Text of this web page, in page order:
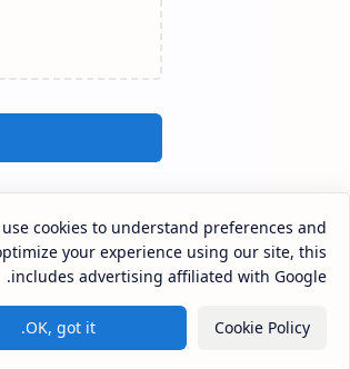
اسـلامـی
اسلامی معلومات گروپ اہل
use cookies to understand preferences and
your experience using our site, this
includes advertising affiliated with Google.
Cookie Policy
OK, got it.